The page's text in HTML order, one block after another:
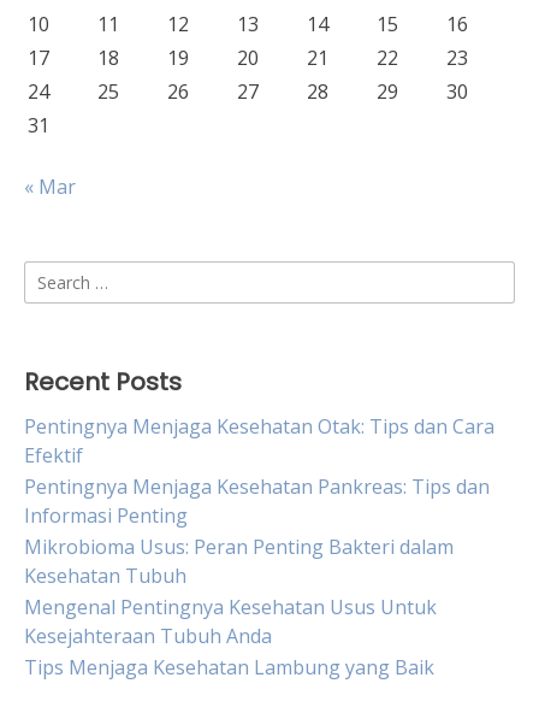
10
11 12 13 14 15
16
17
18 19 20 21 22
23
24
25 26 27 28 29
30
31
« Mar
Search
for:
Recent Posts
Pentingnya Menjaga Kesehatan Otak: Tips dan Cara
Efektif
Pentingnya Menjaga Kesehatan Pankreas: Tips dan
Informasi Penting
Mikrobioma Usus: Peran Penting Bakteri dalam
Kesehatan Tubuh
Mengenal Pentingnya Kesehatan Usus Untuk
Kesejahteraan Tubuh Anda
Tips Menjaga Kesehatan Lambung yang Baik